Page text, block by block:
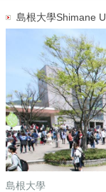
島根大學Shimane
島根大學